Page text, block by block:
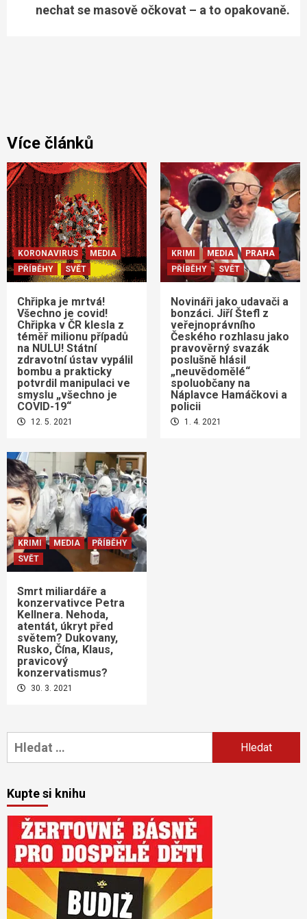
nechat se masově očkovat – a to opakovaně.
Více článků
KORONAVIRUS
MEDIA
PŘÍBĚHY
SVĚT
Chřipka je mrtvá!
Všechno je covid!
Chřipka v ČR klesla z
téměř milionu případů
na NULU! Státní
zdravotní ústav vypálil
bombu a prakticky
potvrdil manipulaci ve
smyslu „všechno je
COVID-19“
12. 5. 2021
KRIMI MEDIA
PRAHA
PŘÍBĚHY
SVĚT
Novináři jako udavači a
bonzáci. Jiří Štefl z
veřejnoprávního
Českého rozhlasu jako
pravověrný svazák
poslušně hlásil
„neuvědomělé“
spoluobčany na
Náplavce Hamáčkovi a
policii
1. 4. 2021
KRIMI MEDIA
PŘÍBĚHY
SVĚT
Smrt miliardáře a
konzervativce Petra
Kellnera. Nehoda,
atentát, úkryt před
světem? Dukovany,
Rusko, Čína, Klaus,
pravicový
konzervatismus?
30. 3. 2021
Vyhledávání
Kupte si knihu